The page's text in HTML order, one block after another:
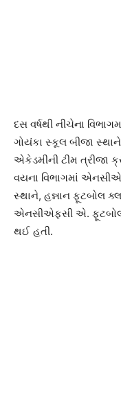
દસ વર્ષથી નીચેના
ગોયંકા સ્કૂલ બીજા
એકેડમીની ટીમ ત્રીજા
વયના વિભાગમાં
સ્થાને, હન્નાન ફૂટબોલ
એનસીએફસી એ. ફૂટબોલ
થઈ હતી.